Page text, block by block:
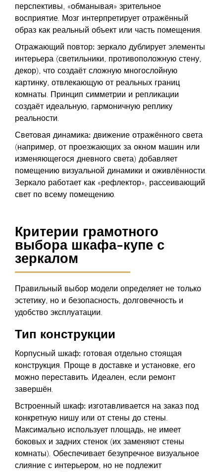
перспективы, «обманывая» зрительное
восприятие. Мозг интерпретирует отражённый
образ как реальный объект или часть помещения.
Отражающий повтор: зеркало дублирует элементы
интерьера (светильники, противоположную стену,
декор), что создаёт сложную многослойную
картинку, отвлекающую от реальных границ
комнаты. Принцип симметрии и репликации
создаёт идеальную, гармоничную реплику
реальности.
Световая динамика: движение отражённого света
(например, от проезжающих за окном машин или
изменяющегося дневного света) добавляет
помещению визуальной динамики и оживлённости.
Зеркало работает как «рефлектор», рассеивающий
свет по всему помещению.
Критерии грамотного
выбора шкафа-купе с
зеркалом
Правильный выбор модели определяет не только
эстетику, но и безопасность, долговечность и
удобство эксплуатации.
Тип конструкции
Корпусный шкаф: готовая отдельно стоящая
конструкция. Проще в доставке и установке, его
можно переставить. Идеален, если ремонт
завершён.
Встроенный шкаф: изготавливается на заказ под
конкретную нишу или от стены до стены.
Максимально использует площадь, не имеет
боковых и задних стенок (их заменяют стены
комнаты). Обеспечивает безупречное визуальное
слияние с интерьером, но не подлежит